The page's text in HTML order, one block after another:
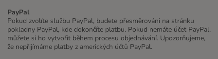
PayPal
Pokud zvolíte službu PayPal, budete přesměrováni na stránku
pokladny PayPal, kde dokončíte platbu. Pokud nemáte účet PayPal,
můžete si ho vytvořit během procesu objednávání. Upozorňujeme,
že nepřijímáme platby z amerických účtů PayPal.